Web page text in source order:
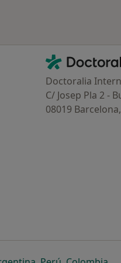
Contacto
Doctoralia -
Doctoralia
C/ Josep Pla 2 -
08019